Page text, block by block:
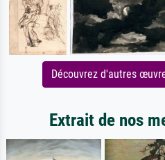
Découvrez d'autres
Extrait de nos